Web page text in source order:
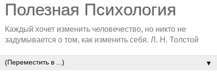
Полезная Психология
Каждый хочет изменить человечество, но никто не
задумывается о том, как изменить себя. Л. Н. Толстой
▼